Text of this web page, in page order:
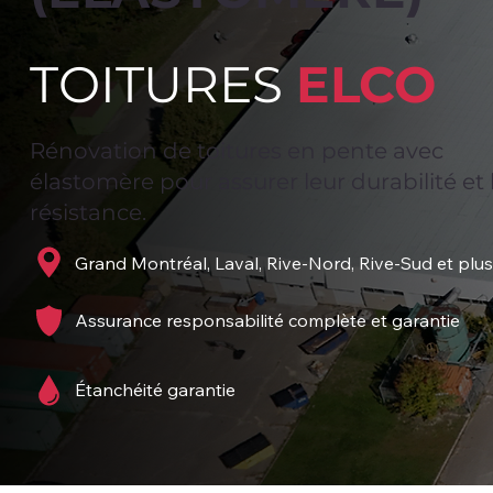
TOITURES ELCO
Rénovation de toitures en pente avec
élastomère pour assurer leur durabilité et
résistance.
Grand Montréal, Laval, Rive-Nord, Rive-Sud et plus
Assurance responsabilité complète et garantie
Étanchéité garantie